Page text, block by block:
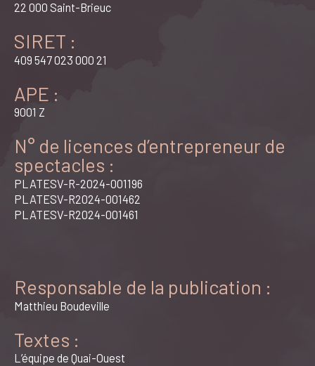
22 000 Saint-Brieuc
SIRET :
409 547 023 000 21
APE :
9001 Z
N° de licences d’entrepreneur de
spectacles :
PLATESV-R-2024-001196
PLATESV-R2024-001462
PLATESV-R2024-001461
Responsable de la publication :
Matthieu Boudeville
Textes :
L’équipe de Quai-Ouest